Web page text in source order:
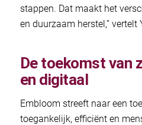
stappen. Dat maakt het
en duurzaam herstel,” vertelt
De toekomst van
en digitaal
Embloom streeft naar een
toegankelijk, efficiënt en